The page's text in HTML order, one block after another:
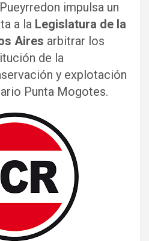
impulsa un
a la Legislatura de la
Aires arbitrar los
de la
y explotación
Punta Mogotes.